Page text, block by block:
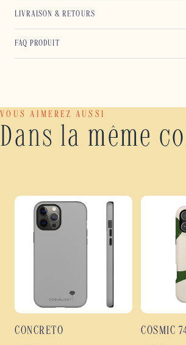
LIVRAISON & RETOURS
FAQ PRODUIT
VOUS AIMEREZ AUSSI
Dans la même
CONCRETO COSMIC